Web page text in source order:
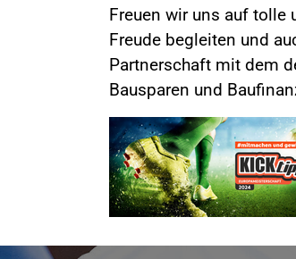
Freuen wir uns auf tolle
Freude begleiten und
Partnerschaft mit dem
Bausparen und